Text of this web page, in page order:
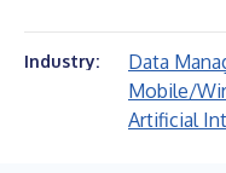
Industry: Data
Mobile/
Artificial